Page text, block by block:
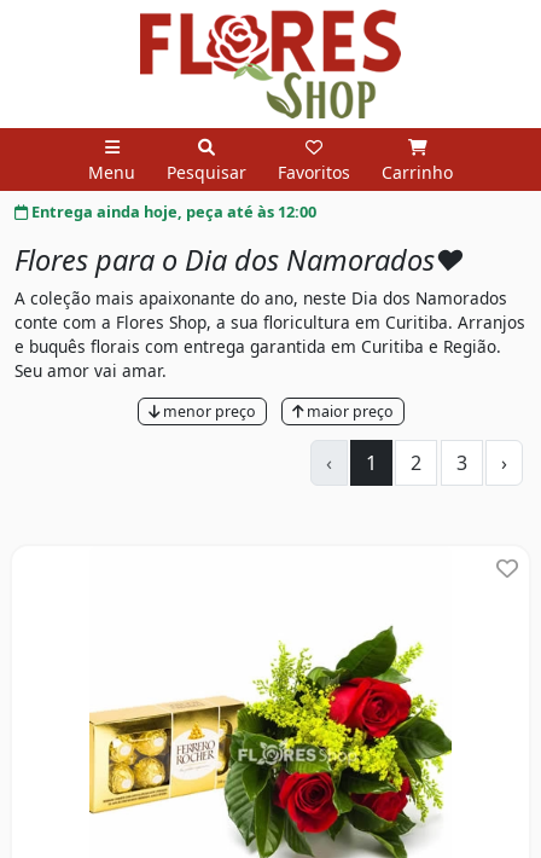
Menu Pesquisar Favoritos Carrinho
Entrega ainda hoje, peça até às 12:00
Flores para o Dia dos Namorados❤️
A coleção mais apaixonante do ano, neste Dia dos Namorados
conte com a Flores Shop, a sua floricultura em Curitiba. Arranjos
e buquês florais com entrega garantida em Curitiba e Região.
Seu amor vai amar.
menor preço maior preço
‹ 1 2 3 ›